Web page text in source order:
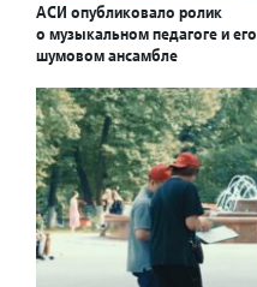
АСИ опубликовало ролик
о музыкальном педагоге и его
шумовом ансамбле